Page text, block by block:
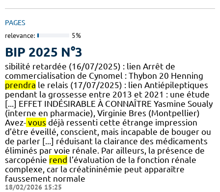
PAGES
relevance: 5%
BIP 2025 N°3
sibilité retardée (16/07/2025) : lien Arrêt de
commercialisation de Cynomel : Thybon 20 Henning
prendra le relais (17/07/2025) : lien Antiépileptiques
pendant la grossesse entre 2013 et 2021 : une étude
[...] EFFET INDÉSIRABLE À CONNAÎTRE Yasmine Soualy
(interne en pharmacie), Virginie Bres (Montpellier)
Avez- vous déjà ressenti cette étrange impression
d’être éveillé, conscient, mais incapable de bouger ou
de parler [...] réduisant la clairance des médicaments
éliminés par voie rénale. Par ailleurs, la présence de
sarcopénie rend l’évaluation de la fonction rénale
complexe, car la créatininémie peut apparaître
faussement normale
18/02/2026 15:25